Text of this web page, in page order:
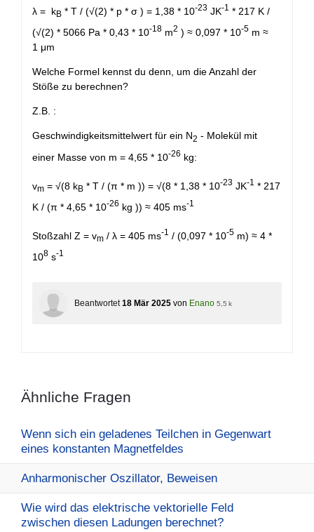
λ = kB * T / (√(2) * p * σ ) = 1,38 * 10-23 JK-1 * 217 K /
(√(2) * 5066 Pa * 0,43 * 10-18 m2 ) ≈ 0,097 * 10-5 m ≈
1 μm
Welche Formel kennst du denn, um die Anzahl der
Stöße zu berechnen?
Z.B. :
Geschwindigkeitsmittelwert für ein N2 - Molekül mit
einer Masse von m = 4,65 * 10-26 kg:
vm = √(8 kB * T / (π * m )) = √(8 * 1,38 * 10-23 JK-1 * 217
K / (π * 4,65 * 10-26 kg )) ≈ 405 ms-1
Stoßzahl Z = vm / λ = 405 ms-1 / (0,097 * 10-5 m) ≈ 4 *
108 s-1
Beantwortet 18 Mär 2025 von Enano 5,5 k
Ähnliche Fragen
Wenn sich ein geladenes Teilchen in Gegenwart
eines konstanten Magnetfeldes
Anharmonischer Oszillator, Beweisen
Wie wird das elektrische vektorielle Feld
zwischen diesen Ladungen berechnet?